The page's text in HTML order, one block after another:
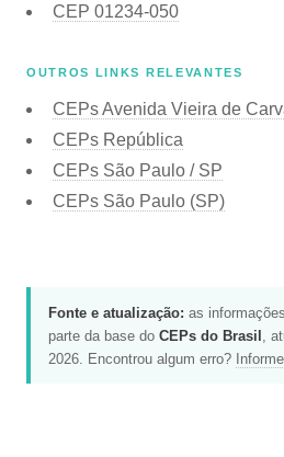
CEP 01234-050
OUTROS LINKS RELEVANTES
CEPs Avenida Vieira de
CEPs República
CEPs São Paulo / SP
CEPs São Paulo (SP)
Fonte e atualização: as
parte da base do CEPs do Brasil ,
2026. Encontrou algum erro?